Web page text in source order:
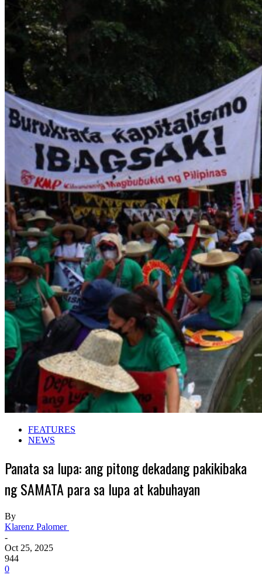
FEATURES
NEWS
Panata sa lupa: ang pitong dekadang pakikibaka
ng SAMATA para sa lupa at kabuhayan
By
Klarenz Palomer
-
Oct 25, 2025
944
0